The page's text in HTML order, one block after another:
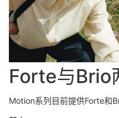
Forte与Brio
Motion系列目前提供Forte和